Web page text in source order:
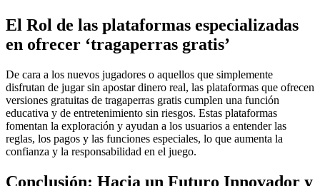
El Rol de las plataformas especializadas
en ofrecer ‘tragaperras gratis’
De cara a los nuevos jugadores o aquellos que simplemente
disfrutan de jugar sin apostar dinero real, las plataformas que ofrecen
versiones gratuitas de tragaperras gratis cumplen una función
educativa y de entretenimiento sin riesgos. Estas plataformas
fomentan la exploración y ayudan a los usuarios a entender las
reglas, los pagos y las funciones especiales, lo que aumenta la
confianza y la responsabilidad en el juego.
Conclusión: Hacia un Futuro Innovador y